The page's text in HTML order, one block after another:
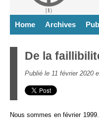
Home Archives
De la
Publié le 11 février 2020
Nous sommes en février